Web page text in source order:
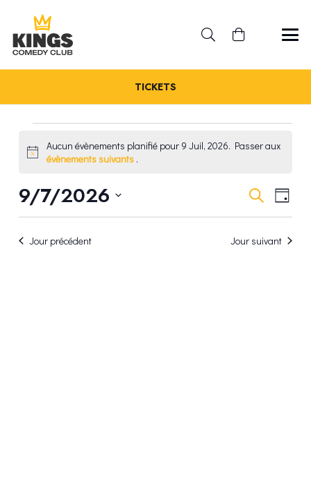
TICKETS
ÉVÈNEMENTS
FOR
9
JUIL,
Notice
Aucun évènements planifié pour 9 Juil, 2026. Passer aux
évènements suivants .
ET
Recherche
DE
Jour
9/7/2026
Sélectionnez
uneJour précédent Jour suivant